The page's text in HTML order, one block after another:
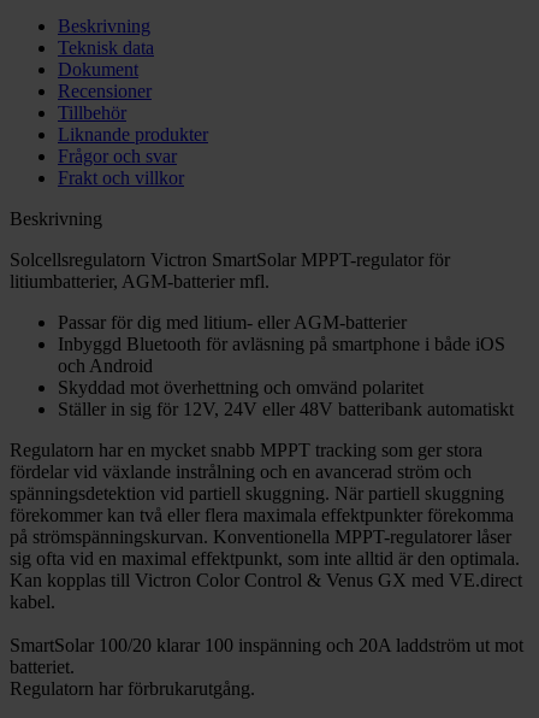
Beskrivning
Teknisk data
Dokument
Recensioner
Tillbehör
Liknande produkter
Frågor och svar
Frakt och villkor
Beskrivning
Solcellsregulatorn Victron SmartSolar MPPT-regulator för
litiumbatterier, AGM-batterier mfl.
Passar för dig med litium- eller AGM-batterier
Inbyggd Bluetooth för avläsning på smartphone i både iOS
och Android
Skyddad mot överhettning och omvänd polaritet
Ställer in sig för 12V, 24V eller 48V batteribank automatiskt
Regulatorn har en mycket snabb MPPT tracking som ger stora
fördelar vid växlande instrålning och en avancerad ström och
spänningsdetektion vid partiell skuggning. När partiell skuggning
förekommer kan två eller flera maximala effektpunkter förekomma
på strömspänningskurvan. Konventionella MPPT-regulatorer låser
sig ofta vid en maximal effektpunkt, som inte alltid är den optimala.
Kan kopplas till Victron Color Control & Venus GX med VE.direct
kabel.
SmartSolar 100/20 klarar 100 inspänning och 20A laddström ut mot
batteriet.
Regulatorn har förbrukarutgång.